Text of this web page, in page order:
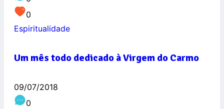
0
Espiritualidade
Um mês todo dedicado à Virgem do Carmo
09/07/2018
0